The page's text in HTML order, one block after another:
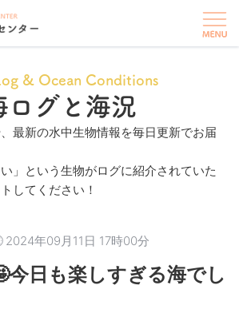
& Ocean Conditions
ログと海況
最新の水中生物情報を毎日更新でお届
い」という生物がログに紹介されていた
してください！
2024年09月11日 17時00分
今日も楽しすぎる海でし